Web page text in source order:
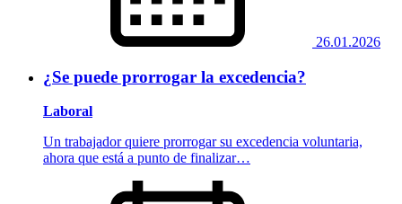
26.01.2026
¿Se puede prorrogar la excedencia?
Laboral
Un trabajador quiere prorrogar su excedencia voluntaria,
ahora que está a punto de finalizar…